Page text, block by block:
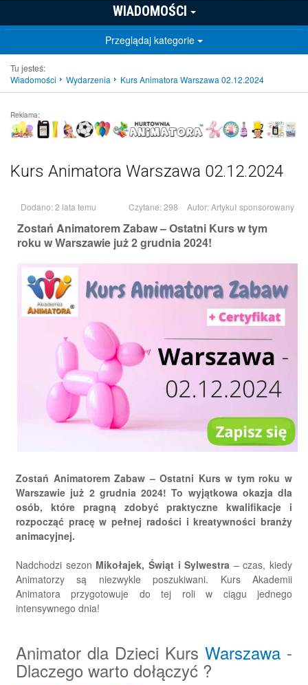
WIADOMOŚCI
Przeglądaj kategorie
Tu jesteś:
Wiadomości
Wydarzenia Kurs Animatora Warszawa 02.12.2024
Reklama:
Kurs Animatora Warszawa 02.12.2024
Dodano: 2 lata temu Czytane: 298 Autor:Artykuł sponsorowany
Zostań Animatorem Zabaw – Ostatni Kurs w tym
roku w Warszawie już 2 grudnia 2024!
Zostań Animatorem Zabaw – Ostatni Kurs w tym roku w
Warszawie już 2 grudnia 2024! To wyjątkowa okazja dla
osób, które pragną zdobyć praktyczne kwalifikacje i
rozpocząć pracę w pełnej radości i kreatywności branży
animacyjnej.
Nadchodzi sezon Mikołajek, Świąt i Sylwestra – czas, kiedy
Animatorzy są niezwykle poszukiwani. Kurs Akademii
Animatora przygotowuje do tej roli w ciągu jednego
intensywnego dnia!
Animator dla Dzieci Kurs Warszawa -
Dlaczego warto dołączyć ?